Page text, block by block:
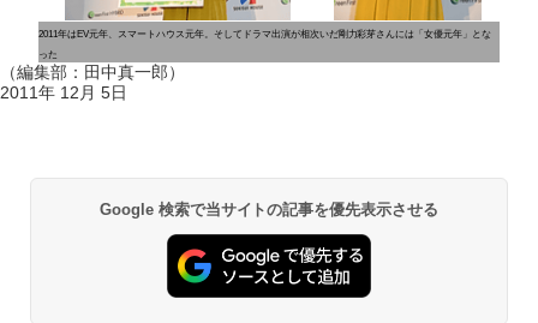
2011年はEV元年、スマートハウス元年。そしてドラマ出演が相次いだ剛力彩芽さんには「女優元年」とな
った
（編集部：田中真一郎）
2011年 12月 5日
Google 検索で当サイトの記事を優先表示させる